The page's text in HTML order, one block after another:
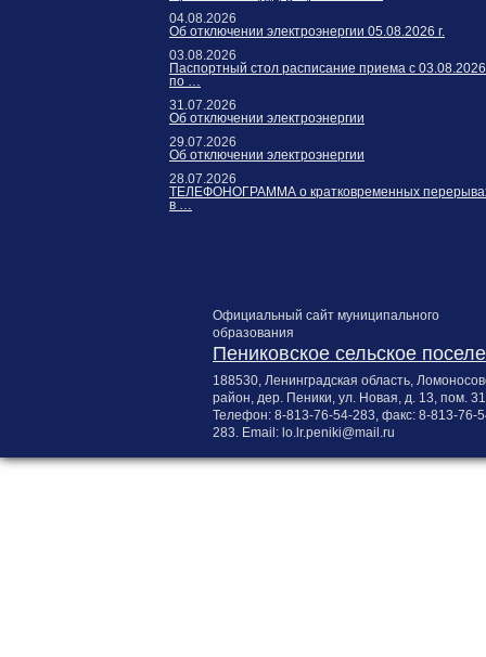
04.08.2026
Об отключении электроэнергии 05.08.2026 г.
03.08.2026
Паспортный стол расписание приема с 03.08.2026
по …
31.07.2026
Об отключении электроэнергии
29.07.2026
Об отключении электроэнергии
28.07.2026
ТЕЛЕФОНОГРАММА о кратковременных
в …
Официальный сайт муниципального
образования
Пениковское сельское
188530, Ленинградская область,
район, дер. Пеники, ул. Новая, д. 13, пом. 31
Телефон: 8-813-76-54-283, факс: 8-813-76-
283. Email: lo.lr.peniki@mail.ru